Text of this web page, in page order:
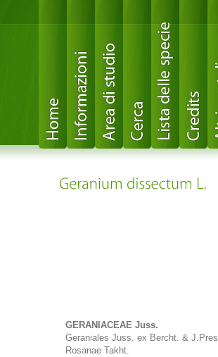
GERANIACEAE Juss.
Geraniales Juss. ex Bercht. & J.Presl
Rosanae Takht.